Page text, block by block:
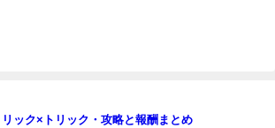
リック×トリック・攻略と報酬まとめ